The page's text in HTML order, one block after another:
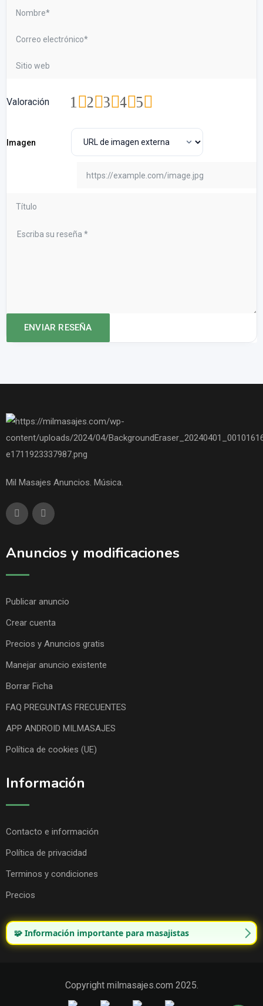
Valoración 5
4
3
2
1
Imagen
Mil Masajes Anuncios. Música.
Anuncios y modificaciones
Publicar anuncio
Crear cuenta
Precios y Anuncios gratis
Manejar anuncio existente
Borrar Ficha
FAQ PREGUNTAS FRECUENTES
APP ANDROID MILMASAJES
Política de cookies (UE)
Información
Contacto e información
Política de privacidad
Terminos y condiciones
Precios
🧩 Información importante para masajistas
Copyright milmasajes.com 2025.